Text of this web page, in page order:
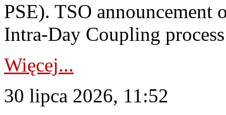
PSE). TSO announcement
Intra-Day Coupling
Więcej...
30 lipca 2026, 11:52